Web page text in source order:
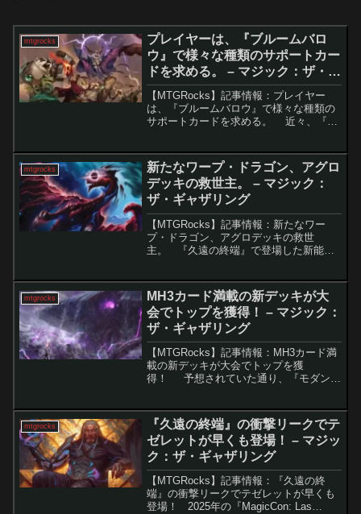
mtgrocks
プレイヤーは、『ブルームバロ
ウ』で様々な種類のサポートカー
ドを求める。 – マジック：ザ・ギ
ャザリング
【MTGRocks】記事情報：プレイヤー
は、『ブルームバロウ』で様々な種類の
サポートカードを求める。 近々、『モ
登場します。『モダンホライゾン3』は過
去の2セッ...
mtgrocks
新たなワープ・ドラゴン、アグロ
デッキの救世主。 – マジック：
ザ・ギャザリング
【MTGRocks】記事情報：新たなワー
プ・ドラゴン、アグロデッキの救世
主。 『久遠の終端』で登場した新能力
ト」は、登場当初は注目度が低かったも
のの、今や赤単アグロ...
mtgrocks
MH3カード満載の新デッキが大
会でトップを獲得！ – マジック：
ザ・ギャザリング
【MTGRocks】記事情報：MH3カード満
載の新デッキが大会でトップを獲
得！ 予想されていた通り、『モダンホ
がモダンフォーマットに再び登場しまし
た。最近のM...
mtgrocks
『久遠の終端』の衝撃リークでテ
ゼレットが早くも登場！ – マジッ
ク：ザ・ギャザリング
【MTGRocks】記事情報：『久遠の終
端』の衝撃リークでテゼレットが早くも
登場！ 2025年の『MagicCon: Las